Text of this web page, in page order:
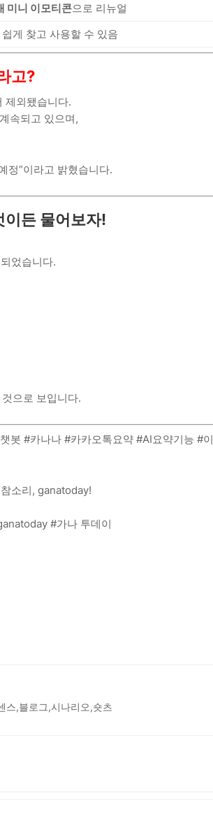
미니 이모티콘으로 리뉴얼
게 찾고 사용할 수 있음
고?
제외됐습니다.
속되고 있으며,
정”이라고 밝혔습니다.
이든 물어보자!
었습니다.
으로 보입니다.
봇 #카나나 #카카오톡요약 #AI요약기능 #이
소리, ganatoday!
#가나 투데이
스,블로그,시나리오,숏츠